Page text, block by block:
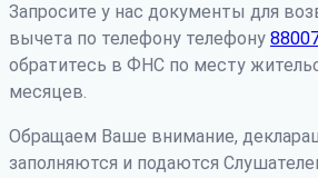
Запросите у нас документы для
вычета по телефону телефону
обратитесь в ФНС по месту
месяцев.
Обращаем Ваше внимание,
заполняются и подаются